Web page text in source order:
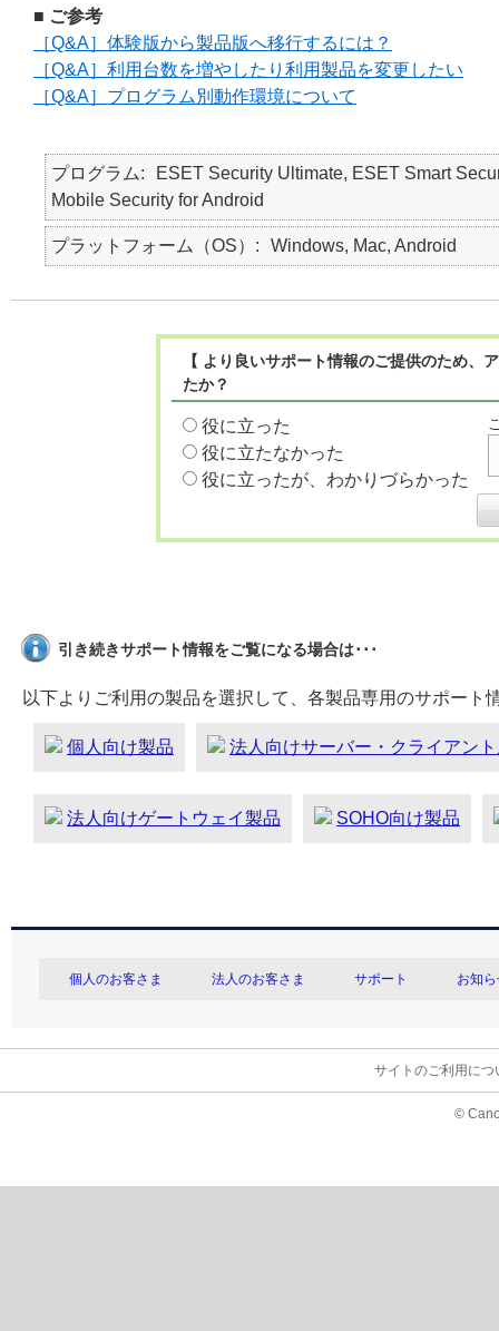
■ ご参考
［Q&A］体験版から製品版へ移行するには？
［Q&A］利用台数を増やしたり利用製品を変更したい
［Q&A］プログラム別動作環境について
プログラム
ESET Security Ultimate, ESET Smart
Mobile Security for Android
プラットフォーム（OS） Windows, Mac, Android
【 より良いサポート情報のご提供のため
たか？
役に立った
役に立たなかった
役に立ったが、わかりづらかった
引き続きサポート情報をご覧になる場合は･･･
以下よりご利用の製品を選択して、各製品専用のサポート
個人向け製品 法人向けサーバー・クライアン
法人向けゲートウェイ製品 SOHO向け製品
個人のお客さま 法人のお客さま サポート お知
サイトのご利用につ
©